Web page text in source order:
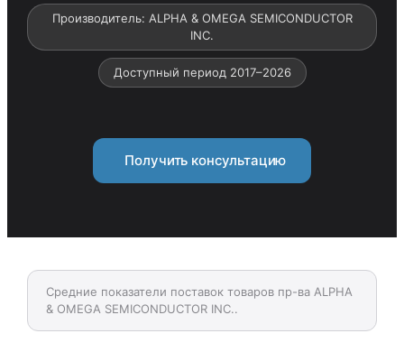
Производитель: ALPHA & OMEGA SEMICONDUCTOR
INC.
Доступный период 2017–2026
Получить консультацию
Средние показатели поставок товаров пр-ва ALPHA
& OMEGA SEMICONDUCTOR INC..